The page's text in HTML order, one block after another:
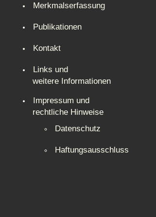
Merkmalserfassung
Publikationen
Kontakt
Links und
weitere Informationen
Impressum und
rechtliche Hinweise
Datenschutz
Haftungsausschluss